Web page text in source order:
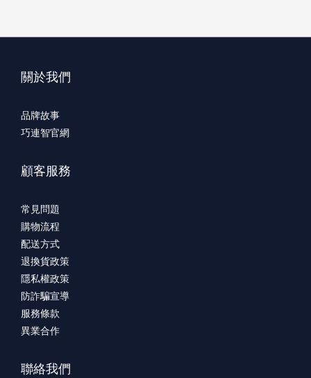
關於我們
品牌故事
巧連智官網
顧客服務
常見問題
購物流程
配送方式
退換貨政策
隱私權政策
防詐騙宣導
服務條款
異業合作
聯絡我們